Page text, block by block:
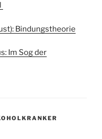
Bindungstheorie
Im Sog der